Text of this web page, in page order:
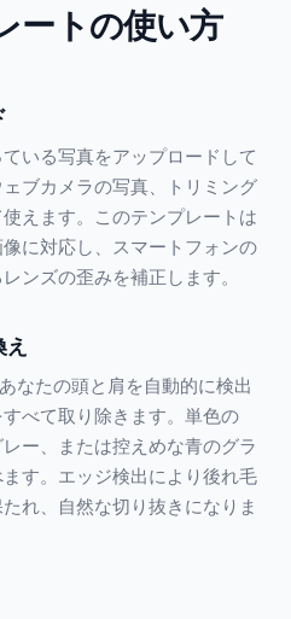
ートの使い方
いる写真をアップロードして
ブカメラの写真、トリミング
えます。このテンプレートは
に対応し、スマートフォンの
ンズの歪みを補正します。
なたの頭と肩を自動的に検出
べて取り除きます。単色の
ー、または控えめな青のグラ
す。エッジ検出により後れ毛
れ、自然な切り抜きになりま